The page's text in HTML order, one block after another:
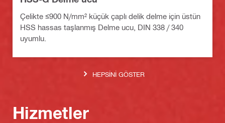
Çelikte ≤900 N/mm² küçük çaplı delik delme için üstün
HSS hassas taşlanmış Delme ucu, DIN 338 / 340
uyumlu.
HEPSINI GÖSTER
Hizmetler